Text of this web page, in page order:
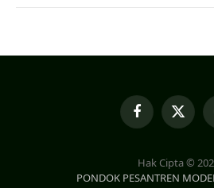
FacebookX
(Twitter)
Hak Cipta ©
PONDOK PESANTREN